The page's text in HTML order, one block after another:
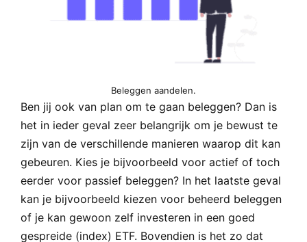
Beleggen aandelen.
Ben jij ook van plan om te gaan beleggen? Dan is
het in ieder geval zeer belangrijk om je bewust te
zijn van de verschillende manieren waarop dit kan
gebeuren. Kies je bijvoorbeeld voor actief of toch
eerder voor passief beleggen? In het laatste geval
kan je bijvoorbeeld kiezen voor beheerd beleggen
of je kan gewoon zelf investeren in een goed
gespreide (index) ETF. Bovendien is het zo dat